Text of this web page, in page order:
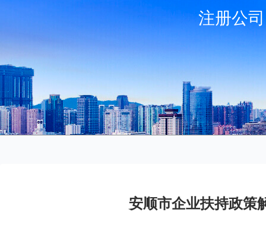
注册公
安顺市企业扶持政策